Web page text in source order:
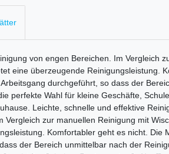
von engen Bereichen. Im Vergleich
eine überzeugende Reinigungsleistung.
durchgeführt, so dass der
perfekte Wahl für kleine Geschäfte,
Leichte, schnelle und effektive
zur manuellen Reinigung mit
Komfortabler geht es nicht.
der Bereich unmittelbar nach der